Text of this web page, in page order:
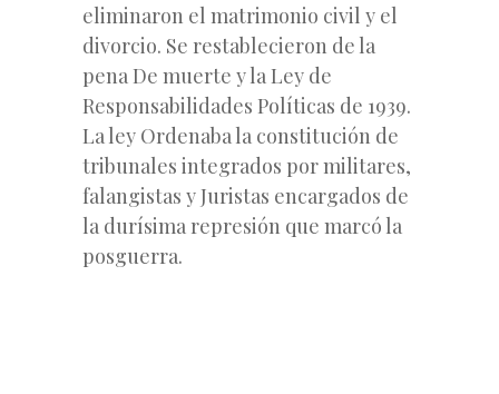
eliminaron el matrimonio civil y el
divorcio. Se restablecieron de la
pena De muerte y la Ley de
Responsabilidades Políticas de 1939.
La ley Ordenaba la constitución de
tribunales integrados por militares,
falangistas y Juristas encargados de
la durísima represión que marcó la
posguerra.